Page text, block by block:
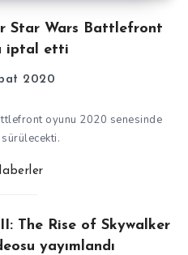
Star Wars Battlefront
iptal etti
2020
oyunu 2020 senesinde
The Rise of Skywalker
yayımlandı